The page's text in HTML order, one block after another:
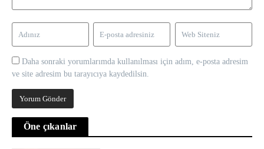
Daha sonraki yorumlarımda kullanılması için adım, e-posta adresim
ve site adresim bu tarayıcıya kaydedilsin.
Öne çıkanlar